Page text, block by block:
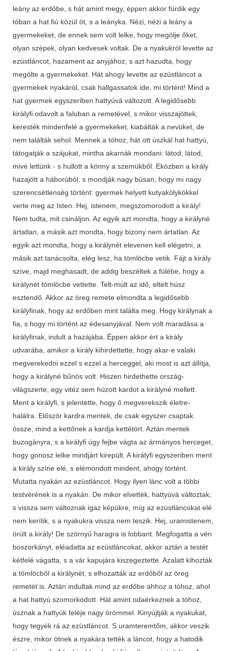
leány az erdőbe, s hát amint megy, éppen akkor fürdik egy
tóban a hat fiú közül öt, s a leányka. Nézi, nézi a leány a
gyermekeket, de ennek sem volt lelke, hogy megölje őket,
olyan szépek, olyan kedvesek voltak. De a nyakukról levette az
ezüstláncot, hazament az anyjához, s azt hazudta, hogy
megölte a gyermekeket. Hát ahogy levette az ezüstláncot a
gyermekek nyakáról, csak hallgassatok ide, mi történt! Mind a
hat gyermek egyszeriben hattyúvá változott. A legidősebb
királyfi odavolt a faluban a remetével, s mikor visszajöttek,
keresték mindenfelé a gyermekeket, kiabálták a nevüket, de
nem találták sehol. Mennek a tóhoz, hát ott úszkál hat hattyú,
tátogatják a szájukat, mintha akarnák mondani: látod, látod,
mivé lettünk - s hullott a könny a szemükből. Eközben a király
hazajött a háborúból, s mondják nagy búsan, hogy mi nagy
szerencsétlenség történt: gyermek helyett kutyakölykökkel
verte meg az Isten. Hej, istenem, megszomorodott a király!
Nem tudta, mit csináljon. Az egyik azt mondta, hogy a királyné
ártatlan, a másik azt mondta, hogy bizony nem ártatlan. Az
egyik azt mondta, hogy a királynét elevenen kell elégetni, a
másik azt tanácsolta, elég lesz, ha tömlöcbe vetik. Fájt a király
szíve, majd meghasadt, de addig beszéltek a fülébe, hogy a
királynét tömlöcbe vettette. Telt-múlt az idő, eltelt húsz
esztendő. Akkor az öreg remete elmondta a legidősebb
királyfinak, hogy az erdőben mint találta meg. Hogy királynak a
fia, s hogy mi történt az édesanyjával. Nem volt maradása a
királyfinak, indult a hazájába. Éppen akkor ért a király
udvarába, amikor a király kihirdettette, hogy akar-e valaki
megverekedni ezzel s ezzel a herceggel, aki most is azt állítja,
hogy a királyné bűnös volt. Hiszen hirdethette ország-
világszerte, egy vitéz sem húzott kardot a királyné mellett.
Ment a királyfi, s jelentette, hogy ő megverekszik életre-
halálra. Először kardra mentek, de csak egyszer csaptak
össze, mind a kettőnek a kardja kettétört. Aztán mentek
buzogányra, s a királyfi úgy fejbe vágta az ármányos herceget,
hogy gonosz lelke mindjárt kirepült. A királyfi egyszeriben ment
a király színe elé, s elémondott mindent, ahogy történt.
Mutatta nyakán az ezüstláncot. Hogy ilyen lánc volt a többi
testvérének is a nyakán. De mikor elvették, hattyúvá változtak,
s vissza sem változnak igaz képükre, míg az ezüstláncokat elé
nem kerítik, s a nyakukra vissza nem teszik. Hej, uramistenem,
örült a király! De szörnyű haragra is lobbant. Megfogatta a vén
boszorkányt, eléadatta az ezüstláncokat, akkor aztán a testét
kétfelé vágatta, s a vár kapujára kiszegeztette. Azalatt kihozták
a tömlöcből a királynét, s elhozatták az erdőből az öreg
remetét is. Aztán indultak mind az erdőbe ahhoz a tóhoz, ahol
a hat hattyú szomorkodott. Hát amint odaérkeznek a tóhoz,
úsznak a hattyúk feléje nagy örömmel. Kinyújtják a nyakukat,
hogy tegyék rá az ezüstláncot. S uramteremtőm, akkor veszik
észre, mikor ötnek a nyakára tették a láncot, hogy a hatodik